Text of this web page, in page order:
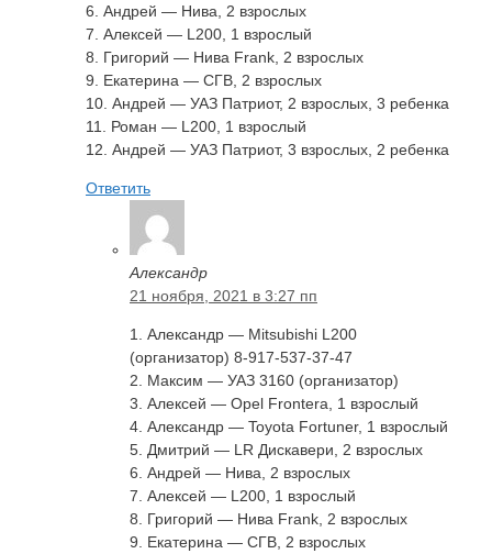
6. Андрей — Нива, 2 взрослых
7. Алексей — L200, 1 взрослый
8. Григорий — Нива Frank, 2 взрослых
9. Екатерина — CГВ, 2 взрослых
10. Андрей — УАЗ Патриот, 2 взрослых, 3 ребенка
11. Роман — L200, 1 взрослый
12. Андрей — УАЗ Патриот, 3 взрослых, 2 ребенка
Ответить
Александр
21 ноября, 2021 в 3:27 пп
1. Александр — Mitsubishi L200
(организатор) 8-917-537-37-47
2. Максим — УАЗ 3160 (организатор)
3. Алексей — Opel Frontera, 1 взрослый
4. Александр — Toyota Fortuner, 1 взрослый
5. Дмитрий — LR Дискавери, 2 взрослых
6. Андрей — Нива, 2 взрослых
7. Алексей — L200, 1 взрослый
8. Григорий — Нива Frank, 2 взрослых
9. Екатерина — CГВ, 2 взрослых